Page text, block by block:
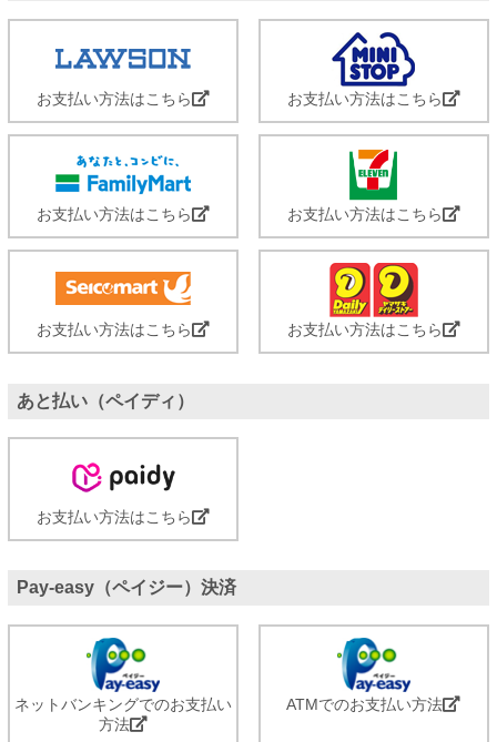
お支払い方法はこちら お支払い方法はこちら
お支払い方法はこちら お支払い方法はこちら
お支払い方法はこちら お支払い方法はこちら
あと払い（ペイディ）
お支払い方法はこちら
Pay-easy（ペイジー）決済
ネットバンキングでのお支払い
方法
ATMでのお支払い方法